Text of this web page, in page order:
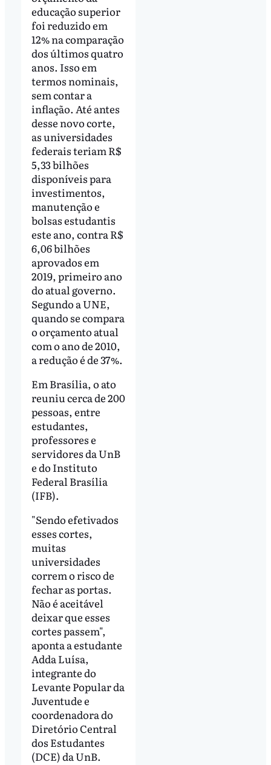
educação superior
foi reduzido em
12% na comparação
dos últimos quatro
anos. Isso em
termos nominais,
sem contar a
inflação. Até antes
desse novo corte,
as universidades
federais teriam R$
5,33 bilhões
disponíveis para
investimentos,
manutenção e
bolsas estudantis
este ano, contra R$
6,06 bilhões
aprovados em
2019, primeiro ano
do atual governo.
Segundo a UNE,
quando se compara
o orçamento atual
com o ano de 2010,
a redução é de 37%.
Em Brasília, o ato
reuniu cerca de 200
pessoas, entre
estudantes,
professores e
servidores da UnB
e do Instituto
Federal Brasília
(IFB).
"Sendo efetivados
esses cortes,
muitas
universidades
correm o risco de
fechar as portas.
Não é aceitável
deixar que esses
cortes passem",
aponta a estudante
Adda Luísa,
integrante do
Levante Popular da
Juventude e
coordenadora do
Diretório Central
dos Estudantes
(DCE) da UnB.